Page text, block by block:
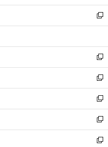
開
く
ウ
で
開
ン
ド
ウ
開
く
ウ
ィ
ン
ウ
で
開
く
し
い
ウ
ン
ド
ウ
で
開
く
新
し
ウ
ィ
ン
ド
ウ
で
開
く
新
し
い
ウ
ィ
ン
ド
ウ
で
新
し
い
ウ
ィ
ン
ド
新
し
い
ウ
ィ
新
し
い
新